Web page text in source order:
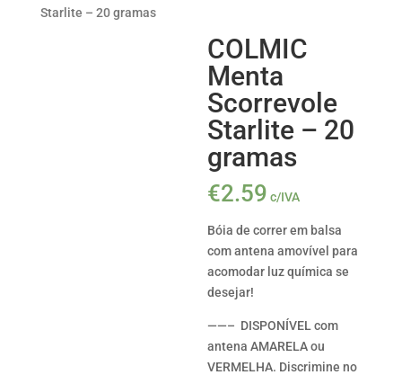
Starlite – 20 gramas
COLMIC
Menta
Scorrevole
Starlite – 20
gramas
€2.59 c/IVA
Bóia de correr em balsa
com antena amovível para
acomodar luz química se
desejar!
——– DISPONÍVEL com
antena AMARELA ou
VERMELHA. Discrimine no